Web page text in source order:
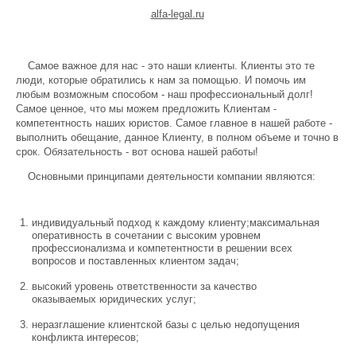
alfa-legal.ru
Самое важное для нас - это наши клиенты. Клиенты это те
люди, которые обратились к нам за помощью. И помочь им
любым возможным способом - наш профессиональный долг!
Самое ценное, что мы можем предложить Клиентам -
компетентность наших юристов. Самое главное в нашей работе -
выполнить обещание, данное Клиенту, в полном объеме и точно в
срок. Обязательность - вот основа нашей работы!
Основными принципами деятельности компании являются:
индивидуальный подход к каждому клиенту;максимальная
оперативность в сочетании с высоким уровнем
профессионализма и компетентности в решении всех
вопросов и поставленных клиентом задач;
высокий уровень ответственности за качество
оказываемых юридических услуг;
неразглашение клиентской базы с целью недопущения
конфликта интересов;